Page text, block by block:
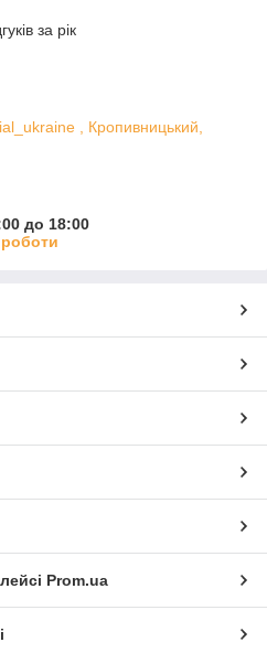
за рік
, Кропивницький,
до 18:00
Prom.ua